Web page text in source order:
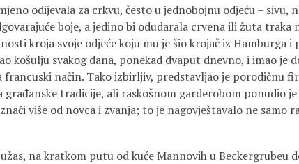
odijevala za crkvu, često u jednobojnu odjeću – sivu,
boje, a jedino bi odudarala crvena ili žuta traka
kroja svoje odjeće koju mu je šio krojač iz Hamburga
košulju svakog dana, ponekad dvaput dnevno, i imao je
način. Tako izbirljiv, predstavljao je porodičnu
građanske tradicije, ali raskošnom garderobom ponudio
više od novca i zvanja; to je nagovještavalo ne samo
na kratkom putu od kuće Mannovih u Beckergrubeu